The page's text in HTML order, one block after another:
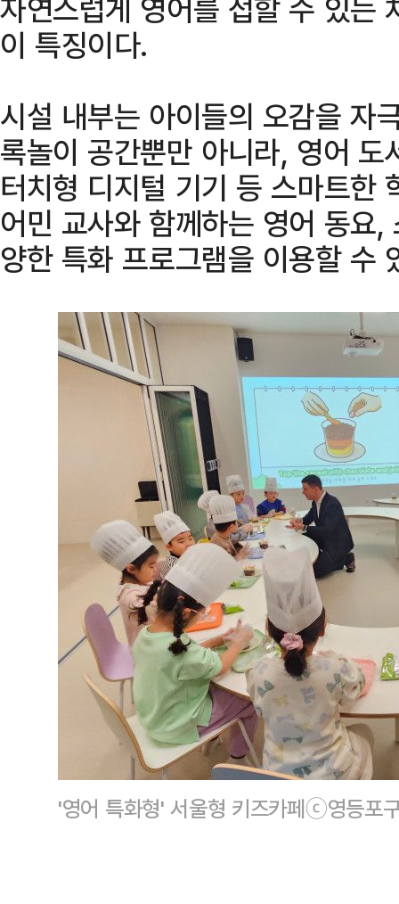
자연스럽게 영어를 접할 수 있는
이 특징이다.
시설 내부는 아이들의 오감을 자
록놀이 공간뿐만 아니라, 영어
터치형 디지털 기기 등 스마트한
어민 교사와 함께하는 영어 동요
양한 특화 프로그램을 이용할 수
'영어 특화형' 서울형 키즈카페ⓒ영등포